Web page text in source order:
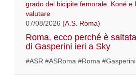
07/08/2026 (A.S. Roma)
Roma, ecco perché è
di Gasperini ieri a Sky
#ASR #ASRoma #Roma #Gasperini